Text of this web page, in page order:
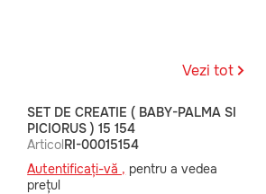
Vezi tot
SET DE CREATIE ( BABY-PALMA SI
PICIORUS ) 15 154
ArticolRI-00015154
Autentificați-vă , pentru a vedea
prețul